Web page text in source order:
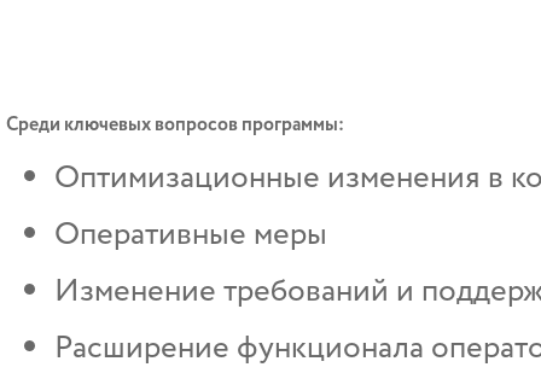
Среди ключевых вопросов программы:
Оптимизационные изменения в
Оперативные меры
Изменение требований и
Расширение функционала